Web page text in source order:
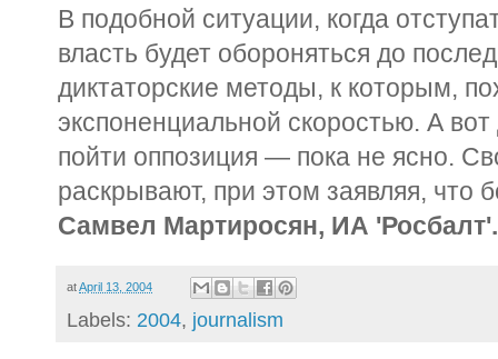
В подобной ситуации, когда
власть будет обороняться до
диктаторские методы, к которым,
экспоненциальной скоростью. А вот
пойти оппозиция — пока не ясно.
раскрывают, при этом заявляя, что
Самвел Мартиросян, ИА
atApril 13, 2004
Labels: 2004, journalism